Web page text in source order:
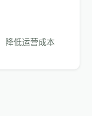
降低运营成本